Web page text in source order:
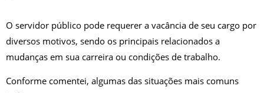
O servidor público pode requerer a vacância de seu cargo por
diversos motivos, sendo os principais relacionados a
mudanças em sua carreira ou condições de trabalho.
Conforme comentei, algumas das situações mais comuns